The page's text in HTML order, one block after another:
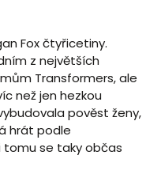
Fox čtyřicetiny.
z největších
Transformers, ale
než jen hezkou
pověst ženy,
hrát podle
tomu se taky občas